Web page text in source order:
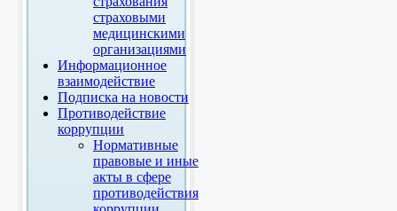
страховыми
медицинскими
организациями
Информационное
взаимодействие
Подписка на новости
Противодействие
коррупции
Нормативные
правовые и иные
акты в сфере
противодействия